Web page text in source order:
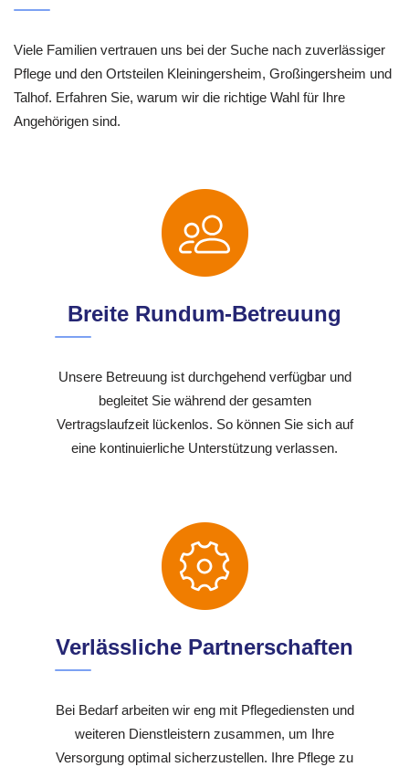
Viele Familien vertrauen uns bei der Suche nach zuverlässiger
Pflege und den Ortsteilen Kleiningersheim, Großingersheim und
Talhof. Erfahren Sie, warum wir die richtige Wahl für Ihre
Angehörigen sind.
Breite Rundum-Betreuung
Unsere Betreuung ist durchgehend verfügbar und
begleitet Sie während der gesamten
Vertragslaufzeit lückenlos. So können Sie sich auf
eine kontinuierliche Unterstützung verlassen.
Verlässliche Partnerschaften
Bei Bedarf arbeiten wir eng mit Pflegediensten und
weiteren Dienstleistern zusammen, um Ihre
Versorgung optimal sicherzustellen. Ihre Pflege zu